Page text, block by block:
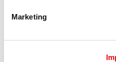
Marketing